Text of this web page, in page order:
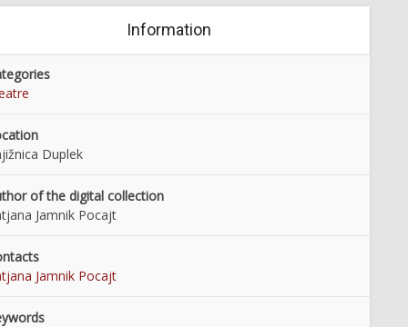
Information
Duplek
of the digital collection
Jamnik Pocajt
Jamnik Pocajt